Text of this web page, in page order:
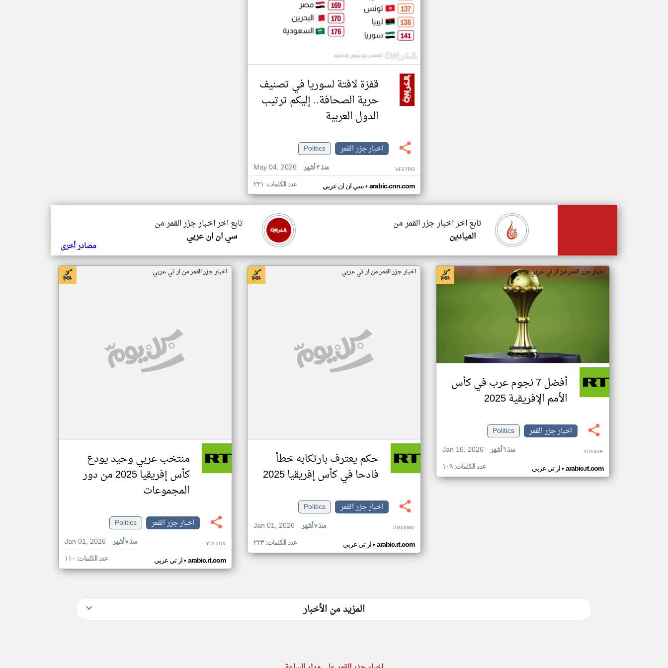
قفزة لافتة لسوريا في تصنيف
حرية الصحافة.. إليكم ترتيب
الدول العربية
اخبار جزر القمر
Politics
May 04, 2026
منذ ٣ أشهر VF17PD
سي ان ان عربي• arabic.cnn.com عدد الكلمات: ٢٣١
تابع اخر اخبار جزر القمر من
سي ان ان عربي
تابع اخر اخبار جزر القمر من
الميادين
مصادر أخرى
اخبار جزر القمر من ار تي عربي
أفضل 7 نجوم عرب في كأس
الأمم الإفريقية 2025
اخبار جزر القمر
Politics
Jan 16, 2026
منذ ٦ أشهر YD16SE
ار تي عربي• arabic.rt.com عدد الكلمات: ١٠٩
اخبار جزر القمر من ار تي عربي
حكم يعترف بارتكابه خطأ
فادحا في كأس إفريقيا 2025
اخبار جزر القمر
Politics
Jan 01, 2026
منذ ٧ أشهر PG03WV
ار تي عربي• arabic.rt.com عدد الكلمات: ٢٢٣
اخبار جزر القمر من ار تي عربي
منتخب عربي وحيد يودع
كأس إفريقيا 2025 من دور
المجموعات
اخبار جزر القمر
Politics
Jan 01, 2026
منذ ٧ أشهر YU55DX
ار تي عربي• arabic.rt.com عدد الكلمات: ١١٠
المزيد من الأخبار